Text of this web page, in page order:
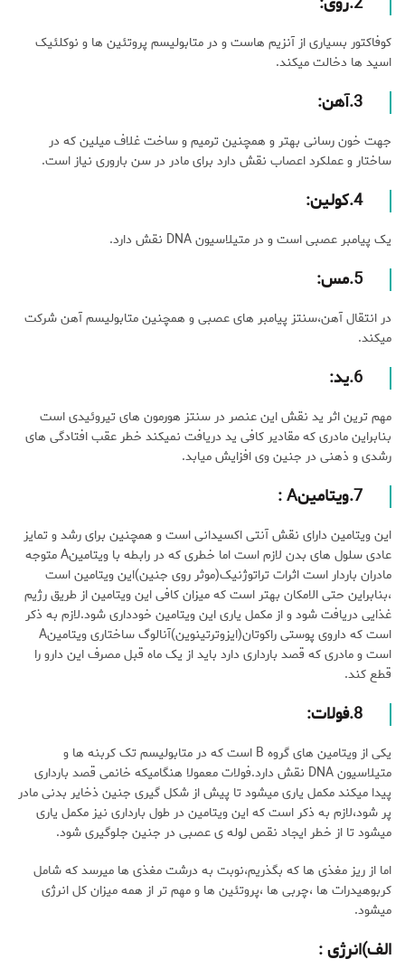
کوفاکتور بسیاری از آنزیم هاست و در متابولیسم پروتئین ها و نوکلئیک
اسید ها دخالت میکند.
3.آهن:
جهت خون رسانی بهتر و همچنین ترمیم و ساخت غلاف میلین که در
ساختار و عملکرد اعصاب نقش دارد برای مادر در سن باروری نیاز است.
4.کولین:
یک پیامبر عصبی است و در متیلاسیون DNA نقش دارد.
5. مس:
در انتقال آهن،سنتز پیامبر های عصبی و همچنین متابولیسم آهن شرکت
میکند.
6. ید:
مهم ترین اثر ید نقش این عنصر در سنتز هورمون های تیروئیدی است
بنابراین مادری که مقادیر کافی ید دریافت نمیکند خطر عقب افتادگی های
رشدی و ذهنی در جنین وی افزایش میابد.
7.ویتامینA :
این ویتامین دارای نقش آنتی اکسیدانی است و همچنین برای رشد و تمایز
عادی سلول های بدن لازم است اما خطری که در رابطه با ویتامینA متوجه
مادران باردار است اثرات تراتوژنیک(موثر روی جنین)این ویتامین است
،بنابراین حتی الامکان بهتر است که میزان کافی این ویتامین از طریق رژیم
غذایی دریافت شود و از مکمل یاری این ویتامین خودداری شود.لازم به ذکر
است که داروی پوستی راکوتان(ایزوترتینوین)آنالوگ ساختاری ویتامینA
است و مادری که قصد بارداری دارد باید از یک ماه قبل مصرف این دارو را
قطع کند.
8. فولات:
یکی از ویتامین های گروه B است که در متابولیسم تک کربنه ها و
متیلاسیون DNA نقش دارد.فولات معمولا هنگامیکه خانمی قصد بارداری
پیدا میکند مکمل یاری میشود تا پیش از شکل گیری جنین ذخایر بدنی مادر
پر شود،لازم به ذکر است که این ویتامین در طول بارداری نیز مکمل یاری
میشود تا از خطر ایجاد نقص لوله ی عصبی در جنین جلوگیری شود.
اما از ریز مغذی ها که بگذریم،نوبت به درشت مغذی ها میرسد که شامل
کربوهیدرات ها ،چربی ها ،پروتئین ها و مهم تر از همه میزان کل انرژی
میشود.
الف)انرژی: